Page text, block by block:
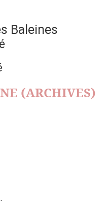
Baleines
(ARCHIVES)